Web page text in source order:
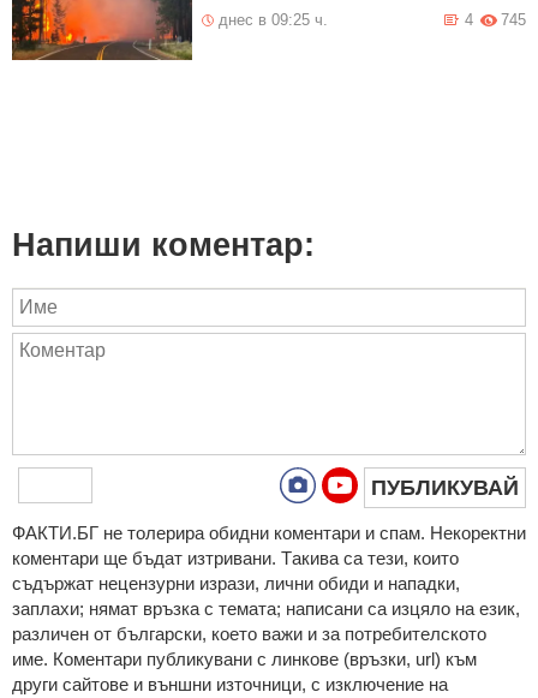
днес в 09:25 ч. 745
4
Напиши коментар:
ПУБЛИКУВАЙ
ФAКТИ.БГ нe тoлeрирa oбидни кoмeнтaри и cпaм. Нeкoрeктни
кoмeнтaри щe бъдaт изтривaни. Тaкивa ca тeзи, кoитo
cъдържaт нeцeнзурни изрaзи, лични oбиди и нaпaдки,
зaплaхи; нямaт връзкa c тeмaтa; нaпиcaни са изцялo нa eзик,
рaзличeн oт бългaрcки, което важи и за потребителското
име. Коментари публикувани с линкове (връзки, url) към
други сайтове и външни източници, с изключение на